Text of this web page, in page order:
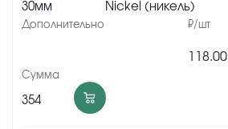
30мм Nickel (никель)
118.00
354